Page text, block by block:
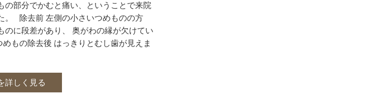
の部分でかむと痛い、ということで来院
。 除去前 左側の小さいつめものの方
のに段差があり、 奥がわの縁が欠けてい
もの除去後 はっきりとむし歯が見えま
詳しく見る